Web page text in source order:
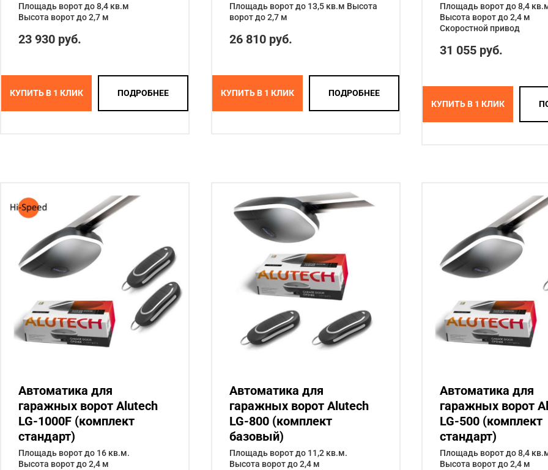
Площадь ворот до 8,4 кв.м
Высота ворот до 2,7 м
23 930 руб.
КУПИТЬ В 1 КЛИК ПОДРОБНЕЕ
Площадь ворот до 13,5 кв.м Высота
ворот до 2,7 м
26 810 руб.
КУПИТЬ В 1 КЛИК ПОДРОБНЕЕ
Площадь ворот до 8,4
Высота ворот до 2,4 м
Скоростной привод
31 055 руб.
КУПИТЬ В 1 КЛИК
Автоматика для
гаражных ворот Alutech
LG-1000F (комплект
стандарт)
Площадь ворот до 16 кв.м.
Высота ворот до 2,4 м
Автоматика для
гаражных ворот Alutech
LG-800 (комплект
базовый)
Площадь ворот до 11,2 кв.м.
Высота ворот до 2,4 м
Автоматика для
гаражных ворот
LG-500 (комплект
стандарт)
Площадь ворот до 8,4
Высота ворот до 2,4 м